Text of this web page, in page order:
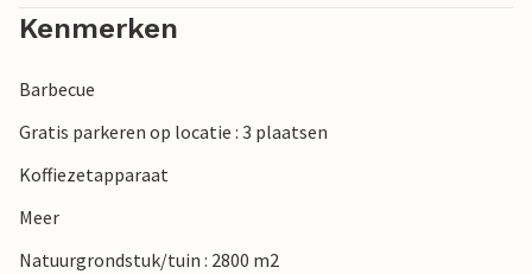
Öland te bezoeken of bezoek een van de beroemde
archeologische vindplaatsen. Hier verblijft u in een mooi
vakantiehuizen in de buurt.
Kenmerken
Barbecue
Gratis parkeren op locatie : 3 plaatsen
Koffiezetapparaat
Meer
Natuurgrondstuk/tuin : 2800 m2